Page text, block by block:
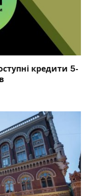
кредити 5-